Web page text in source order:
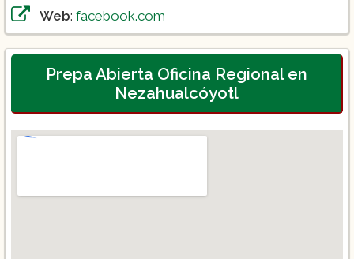
Web: facebook.com
Prepa Abierta Oficina Regional en
Nezahualcóyotl